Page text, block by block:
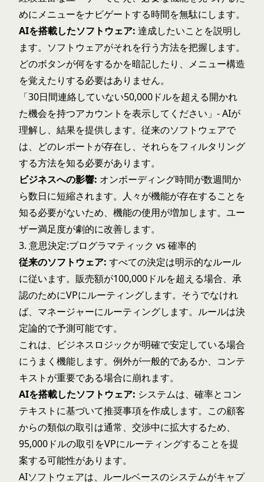
めにメニューをナビゲートする時間を無駄にします。
AIを搭載したソフトウェア: 達成したいことを説明し
ます。ソフトウェアがそれを行う方法を把握します。
どのボタンが何をするかを暗記したり、メニュー構造
を覚えたりする必要はありません。
「30日間連絡していない50,000ドルを超える開かれ
た機会を持つアカウントを表示してください」- AIが
理解し、結果を提供します。従来のソフトウェアで
は、どのレポートが存在し、それらをフィルタリング
する方法を知る必要があります。
ビジネスへの影響: オンボーディング時間が数週間か
ら数日に短縮されます。人々が機能が存在することを
知る必要がないため、機能の使用が増加します。ユー
ザー満足度が劇的に改善します。
3. 意思決定:プログラマティック vs 確率的
従来のソフトウェア: すべての決定は明示的なルール
に従います。販売額が100,000ドルを超える場合、承
認のためにVPにルーティングします。そうでなけれ
ば、マネージャーにルーティングします。ルールは決
定論的で予測可能です。
これは、ビジネスロジックが明確で安定している場合
にうまく機能します。例外が一般的であるか、コンテ
キストが重要である場合に崩れます。
AIを搭載したソフトウェア: システムは、確率とコン
テキストに基づいて推奨事項を作成します。この顧客
からの類似の取引は通常、交渉中に拡大するため、
95,000ドルの取引をVPにルーティングすることを提
案する可能性があります。
AIソフトウェアは、ルールベースのシステムがキャプ